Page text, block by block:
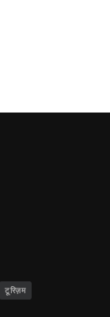
टूरिज़म